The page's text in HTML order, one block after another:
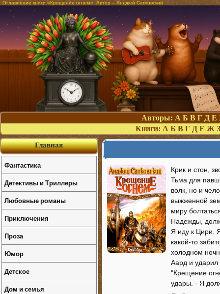
Оглавление книги «Крещение огнем». Автор – Анджей Сапковский
Авторы: А Б В Г Д Е
Книги: А Б В Г Д Е Ж З
Крик и стон,
Тьма для
волк, но и
выжженной
миру
Надежды,
Я иду к Цири.
какой-то
холодном
Аард и
"Крещение
удары. - Я
Главная
Фантастика
Детективы и Триллеры
Любовные романы
Приключения
Проза
Юмор
Детское
Дом и семья